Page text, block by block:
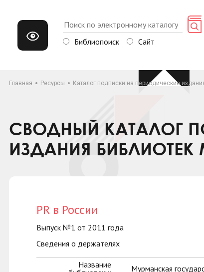
Библиопоиск Сайт
Главная Ресурсы Каталог подписки на периодические
СВОДНЫЙ КАТАЛОГ
ИЗДАНИЯ
PR в России
Выпуск №1 от 2011 года
Сведения о держателях
Название
Мурманская